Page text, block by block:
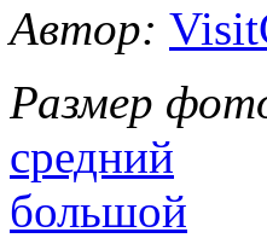
Автор:
Размер
средний
большой